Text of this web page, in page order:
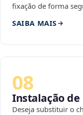
fixação de forma
SAIBA MAIS
08
Instalação
Deseja substituir o